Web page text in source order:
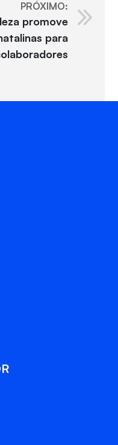
PRÓXIMO:
promove
para